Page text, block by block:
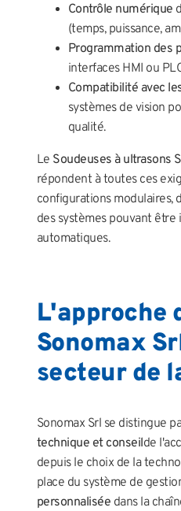
Contrôle numérique
(temps, puissance,
Programmation des
interfaces HMI ou
Compatibilité avec
systèmes de vision
qualité.
Le Soudeuses à ultrasons
répondent à toutes ces
configurations modulaires,
des systèmes pouvant
automatiques.
L'approche
Sonomax
secteur de
Sonomax Srl se distingue
technique et conseilde
depuis le choix de la
place du système de
personnalisée dans la